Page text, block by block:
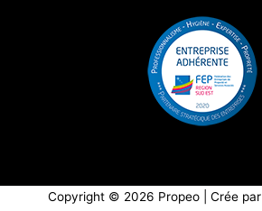
Copyright © 2026 Propeo | Crée par